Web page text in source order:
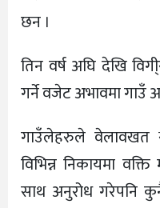
छन ।
तिन वर्ष अघि देखि
गर्ने वजेट अभावमा गाउँ
गाउँलेहरुले वेलावखत
विभिन्न निकायमा
साथ अनुरोध गरेपनि